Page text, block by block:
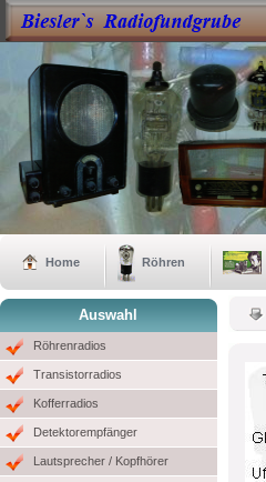
Home Röhren
Auswahl
Röhrenradios
Transistorradios
Kofferradios
Detektorempfänger
Lautsprecher / Kopfhörer